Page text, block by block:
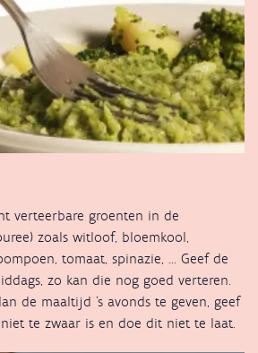
verteerbare groenten in de
zoals witloof, bloemkool,
tomaat, spinazie, ... Geef de
zo kan die nog goed verteren.
de maaltijd ’s avonds te geven, geef
te zwaar is en doe dit niet te laat.